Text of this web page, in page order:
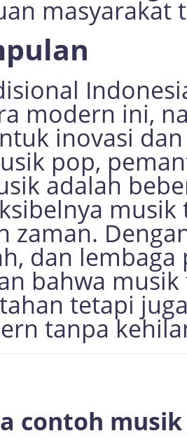
modern ini,
inovasi
pop,
adalah
zaman.
dan
bahwa
tetapi
tanpa
contoh